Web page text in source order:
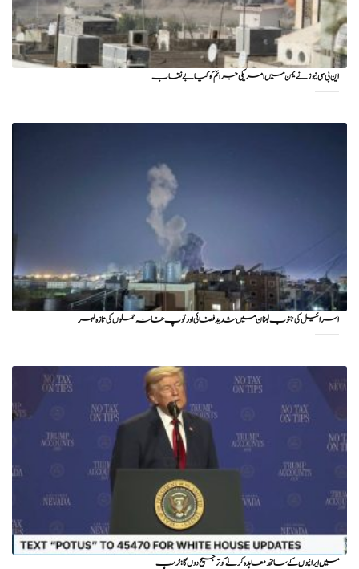
این بی سی نیوز نے یمن میں امریکی جرائم کو کیا بے نقاب
اسرائیل کی جنوب لبنان میں شدید فضائی اور توپ خانہ حملوں کی تازہ لہر
میں ایرانیوں کے ساتھ معاہدہ کرنے کو ترجیح دوں گا : ٹرمپ